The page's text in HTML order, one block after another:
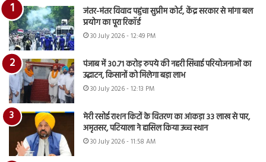
जंतर-मंतर विवाद पहुंचा सुप्रीम कोर्ट, केंद्र सरकार से मांगा बल
प्रयोग का पूरा रिकॉर्ड
30 July 2026 - 12:49 PM
पंजाब में 30.71 करोड़ रुपये की नहरी सिंचाई परियोजनाओं का
उद्घाटन, किसानों को मिलेगा बड़ा लाभ
30 July 2026 - 12:13 PM
मेरी रसोई राशन किटों के वितरण का आंकड़ा 33 लाख से पार,
अमृतसर, पटियाला ने हासिल किया उच्च स्थान
30 July 2026 - 11:58 AM